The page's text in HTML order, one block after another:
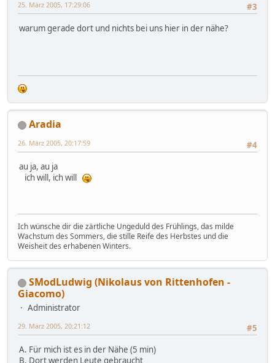
#3
25. März 2005, 17:29:06
warum gerade dort und nichts bei uns hier in der nähe?
Aradia
#4
26. März 2005, 20:17:59
au ja, au ja
ich will, ich will
Ich wünsche dir die zärtliche Ungeduld des Frühlings, das milde
Wachstum des Sommers, die stille Reife des Herbstes und die
Weisheit des erhabenen Winters.
SModLudwig (Nikolaus von Rittenhofen -
Giacomo)
Administrator
#5
29. März 2005, 20:21:12
A. Für mich ist es in der Nähe (5 min)
B. Dort werden Leute gebraucht